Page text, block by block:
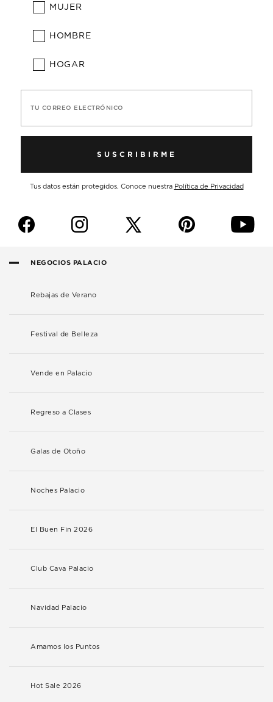
MUJER
HOMBRE
HOGAR
TU CORREO ELECTRÓNICO
SUSCRIBIRME
Tus datos están protegidos. Conoce nuestra Política de Privacidad
f i p y
NEGOCIOS PALACIO
Rebajas de Verano
Festival de Belleza
Vende en Palacio
Regreso a Clases
Galas de Otoño
Noches Palacio
El Buen Fin 2026
Club Cava Palacio
Navidad Palacio
Amamos los Puntos
Hot Sale 2026